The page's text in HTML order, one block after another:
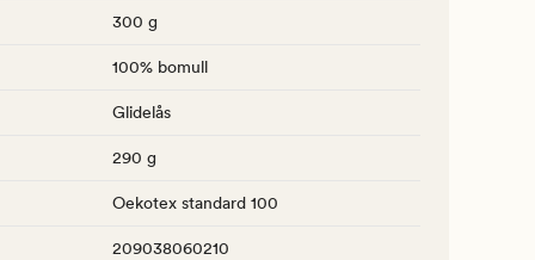
300 g
100% bomull
Glidelås
290 g
Oekotex standard 100
209038060210